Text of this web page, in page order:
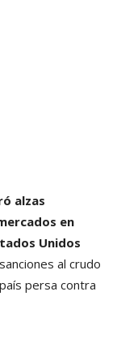
alzas
en
Unidos
al crudo
persa contra